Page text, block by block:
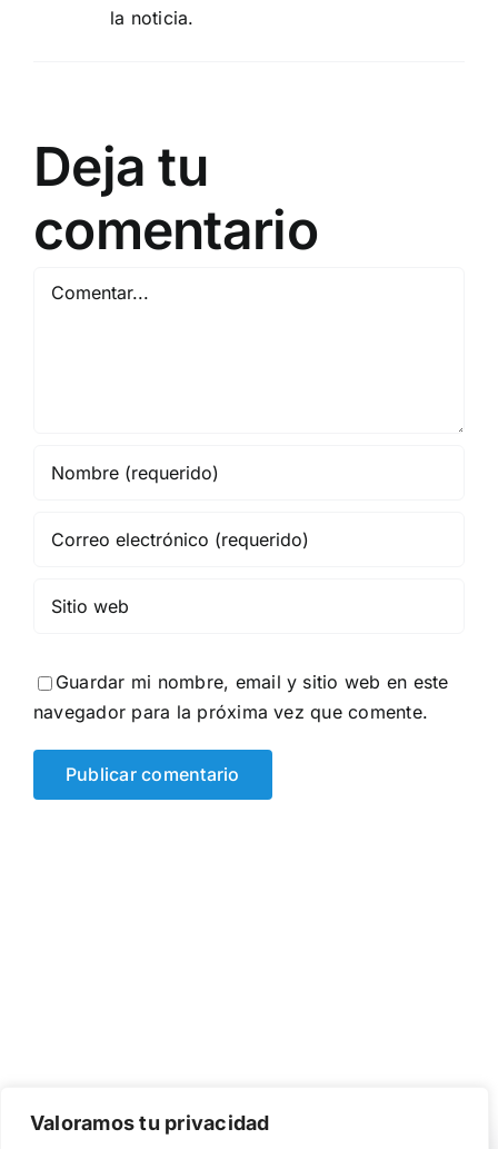
Valoramos tu privacidad
la noticia.
Deja tu
comentario
Guardar mi nombre, email y sitio web en este
navegador para la próxima vez que comente.